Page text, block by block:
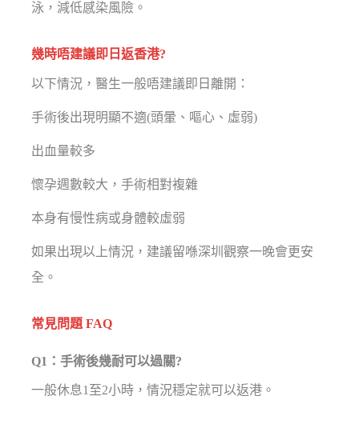
泳，減低感染風險。
幾時唔建議即日返香港?
以下情況，醫生一般唔建議即日離開：
手術後出現明顯不適(頭暈、嘔心、虛弱)
出血量較多
懷孕週數較大，手術相對複雜
本身有慢性病或身體較虛弱
如果出現以上情況，建議留喺深圳觀察一晚會更安
全。
常見問題 FAQ
Q1：手術後幾耐可以過關?
一般休息1至2小時，情況穩定就可以返港。